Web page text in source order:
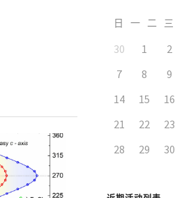
日 一 二
30 1 2
7
8 9
14
15 16
21
22 23
28
29 30